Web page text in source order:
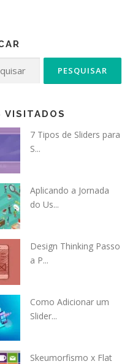
VISITADOS
7 Tipos de Sliders para
S...
Aplicando a Jornada
do Us...
Design Thinking Passo
a P...
Como Adicionar um
Slider...
Skeumorfismo x Flat